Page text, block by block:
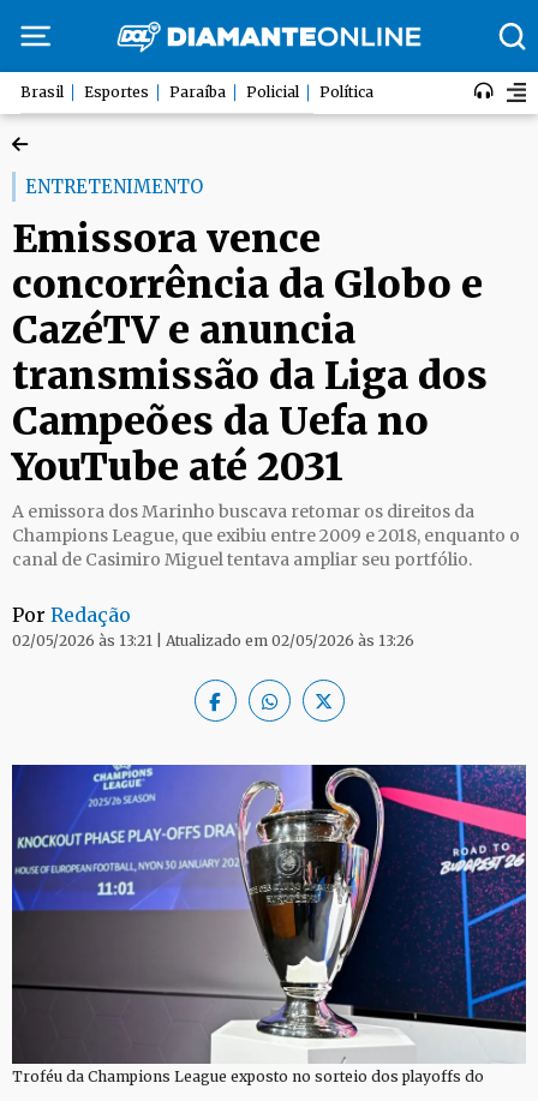
Brasil Esportes Paraíba Policial Política
ENTRETENIMENTO
Emissora vence
concorrência da Globo e
CazéTV e anuncia
transmissão da Liga dos
Campeões da Uefa no
YouTube até 2031
A emissora dos Marinho buscava retomar os direitos da
Champions League, que exibiu entre 2009 e 2018, enquanto o
canal de Casimiro Miguel tentava ampliar seu portfólio.
Por Redação
02/05/2026 às 13:21 | Atualizado em 02/05/2026 às 13:26
Troféu da Champions League exposto no sorteio dos playoffs do